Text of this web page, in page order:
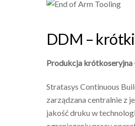
DDM –
Produkcja krótkoseryjna
Stratasys Continuous
zarządzana centralnie z
jakość druku w